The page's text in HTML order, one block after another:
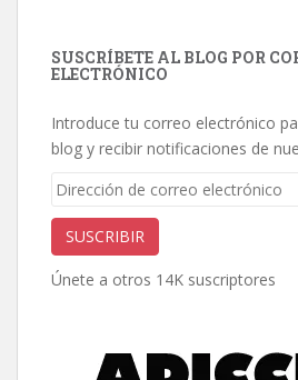
SUSCRÍBETE AL BLOG POR
ELECTRÓNICO
Introduce tu correo electrónico
blog y recibir notificaciones de
Dirección
correo
electrónico
SUSCRIBIR
Únete a otros 14K suscriptores